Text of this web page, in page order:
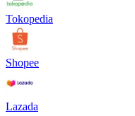
Tokopedia
Shopee
Lazada